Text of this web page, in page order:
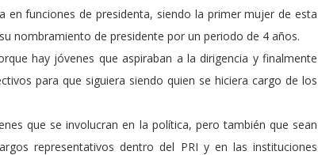
en funciones de presidenta, siendo la primer mujer de esta
nombramiento de presidente por un periodo de 4 años.
hay jóvenes que aspiraban a la dirigencia y finalmente
para que siguiera siendo quien se hiciera cargo de los
que se involucran en la política, pero también que sean
representativos dentro del PRI y en las instituciones